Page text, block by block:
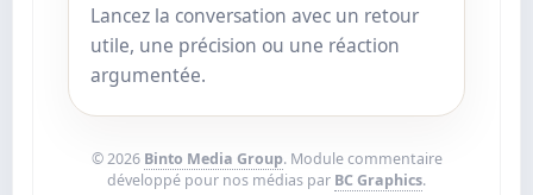
Lancez la conversation avec un retour
utile, une précision ou une réaction
argumentée.
© 2026 Binto Media Group. Module commentaire
développé pour nos médias par BC Graphics.